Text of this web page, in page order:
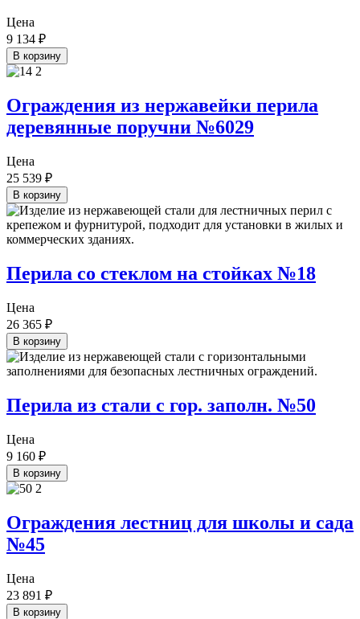
Цена
9 134 ₽
В корзину
Ограждения из нержавейки перила
деревянные поручни №6029
Цена
25 539 ₽
В корзину
Перила со стеклом на стойках №18
Цена
26 365 ₽
В корзину
Перила из стали с гор. заполн. №50
Цена
9 160 ₽
В корзину
Ограждения лестниц для школы и сада
№45
Цена
23 891 ₽
В корзину